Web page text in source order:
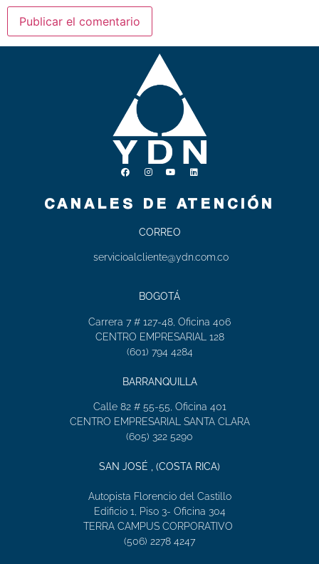
CANALES DE ATENCIÓN
CORREO
servicioalcliente@ydn.com.co
BOGOTÁ
Carrera 7 # 127-48, Oficina 406
CENTRO EMPRESARIAL 128
(601) 794 4284
BARRANQUILLA
Calle 82 # 55-55, Oficina 401
CENTRO EMPRESARIAL SANTA CLARA
(605) 322 5290
SAN JOSÉ , (COSTA RICA)
Autopista Florencio del Castillo
Edificio 1, Piso 3- Oficina 304
TERRA CAMPUS CORPORATIVO
(506) 2278 4247